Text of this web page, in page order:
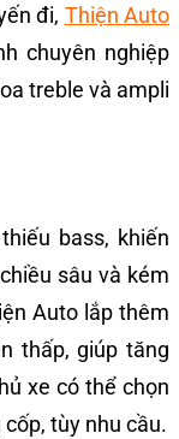
đi, Thiện Auto
chuyên nghiệp
treble và ampli
bass, khiến
sâu và kém
Auto lắp thêm
thấp, giúp tăng
xe có thể chọn
tùy nhu cầu.